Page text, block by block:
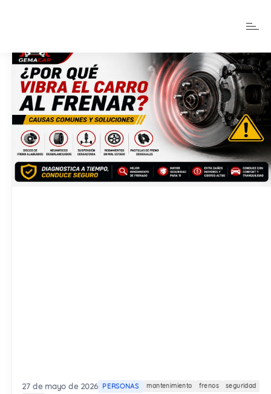
27 de mayo de 2026 PERSONAS mantenimiento frenos
seguridad